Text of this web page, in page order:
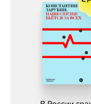
Константин